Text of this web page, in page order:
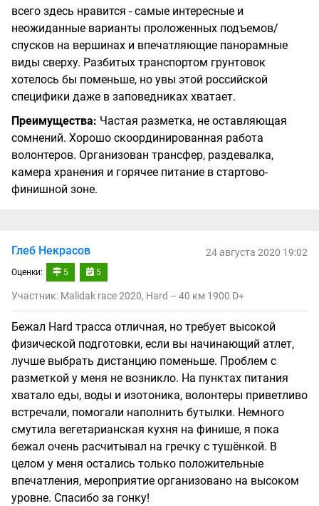
всего здесь нравится - самые интересные и
неожиданные варианты проложенных подъемов/
спусков на вершинах и впечатляющие панорамные
виды сверху. Разбитых транспортом грунтовок
хотелось бы поменьше, но увы этой российской
специфики даже в заповедниках хватает.
Преимущества: Частая разметка, не оставляющая
сомнений. Хорошо скоординированная работа
волонтеров. Организован трансфер, раздевалка,
камера хранения и горячее питание в стартово-
финишной зоне.
Глеб Некрасов
Оценки: 5 5
24 августа 2020 19:02
Участник: Malidak race 2020, Hard – 40 км 1900 D+
Бежал Hard трасса отличная, но требует высокой
физической подготовки, если вы начинающий атлет,
лучше выбрать дистанцию поменьше. Проблем с
разметкой у меня не возникло. На пунктах питания
хватало еды, воды и изотоника, волонтеры приветливо
встречали, помогали наполнить бутылки. Немного
смутила вегетарианская кухня на финише, я пока
бежал очень расчитывал на гречку с тушёнкой. В
целом у меня остались только положительные
впечатления, мероприятие организовано на высоком
уровне. Спасибо за гонку!